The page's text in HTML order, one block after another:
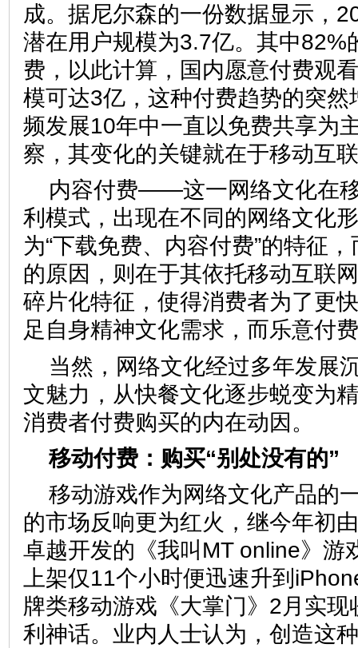
成。据尼尔森的一份数据显示，
潜在用户规模为3.7亿。其中82%
费，以此计算，国内愿意付费观
模可达3亿，这种付费趋势的突
频发展10年中一直以免费共享为
察，其变化的关键就在于移动互
内容付费——这一网络文化在
利模式，出现在不同的网络文化
为“下载免费、内容付费”的特征
的原因，则在于其依托移动互联
碎片化特征，使得消费者为了更
足自身精神文化需求，而乐意付
当然，网络文化经过多年发展
文魅力，从快餐文化逐步蜕变为
消费者付费购买的内在动因。
移动付费：购买“别处没有的”
移动游戏作为网络文化产品的
的市场反响更为红火，继今年初
卓越开发的《我叫MT online》游
上架仅11个小时便迅速升到
牌类移动游戏《大掌门》2月实
利神话。业内人士认为，创造这